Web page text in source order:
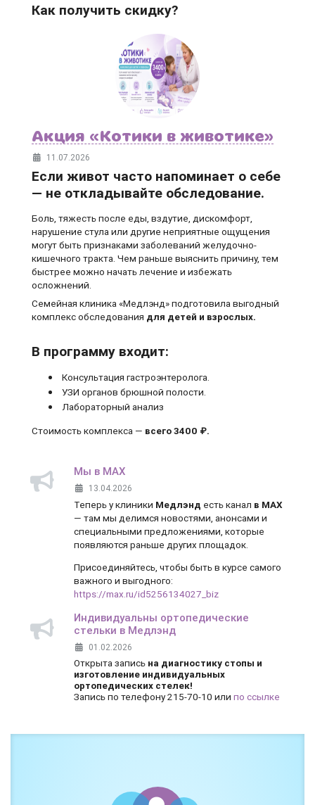
Как получить скидку?
Акция «Котики в животике»
11.07.2026
Если живот часто напоминает о себе
— не откладывайте обследование.
Боль, тяжесть после еды, вздутие, дискомфорт,
нарушение стула или другие неприятные ощущения
могут быть признаками заболеваний желудочно-
кишечного тракта. Чем раньше выяснить причину, тем
быстрее можно начать лечение и избежать
осложнений.
Семейная клиника «Медлэнд» подготовила выгодный
комплекс обследования для детей и взрослых.
В программу входит:
Консультация гастроэнтеролога.
УЗИ органов брюшной полости.
Лабораторный анализ
Стоимость комплекса — всего 3400 ₽.
Мы в MAX
13.04.2026
Теперь у клиники Медлэнд есть канал в MAX
— там мы делимся новостями, анонсами и
специальными предложениями, которые
появляются раньше других площадок.
Присоединяйтесь, чтобы быть в курсе самого
важного и выгодного:
https://max.ru/id5256134027_biz
Индивидуальны ортопедические
стельки в Медлэнд
01.02.2026
Открыта запись на диагностику стопы и
изготовление индивидуальных
ортопедических стелек!
Запись по телефону 215-70-10 или по ссылке